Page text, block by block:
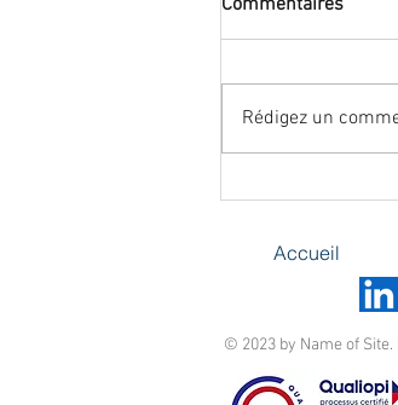
enceinte ou
Covid-19
Commentaires
Rédigez un
Accueil
© 2023 by Name of